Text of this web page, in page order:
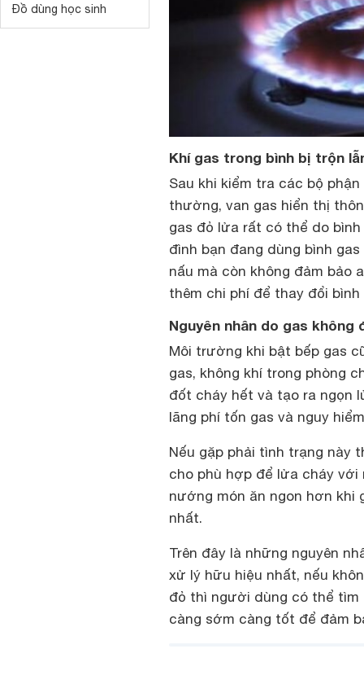
Đồ dùng học sinh
Khí gas trong bình bị trộn
Sau khi kiểm tra các bộ
thường, van gas hiển thị
gas đỏ lửa rất có thể do
đình bạn đang dùng bình
nấu mà còn không đảm bảo
thêm chi phí để thay đổi
Nguyên nhân do gas
Môi trường khi bật bếp gas
gas, không khí trong phòng
đốt cháy hết và tạo ra ngọn
lãng phí tốn gas và nguy
Nếu gặp phải tình trạng này
cho phù hợp để lửa cháy với
nướng món ăn ngon hơn
nhất.
Trên đây là những nguyên
xử lý hữu hiệu nhất, nếu
đỏ thì người dùng có thể
càng sớm càng tốt để đảm